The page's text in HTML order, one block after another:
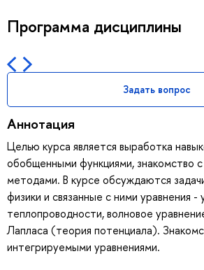
Программа дисциплины
Задать вопрос
Аннотация
Целью курса является выработка
обобщенными функциями, знакомство
методами. В курсе обсуждаются
физики и связанные с ними уравнения -
теплопроводности, волновое
Лапласа (теория потенциала).
интегрируемыми уравнениями.